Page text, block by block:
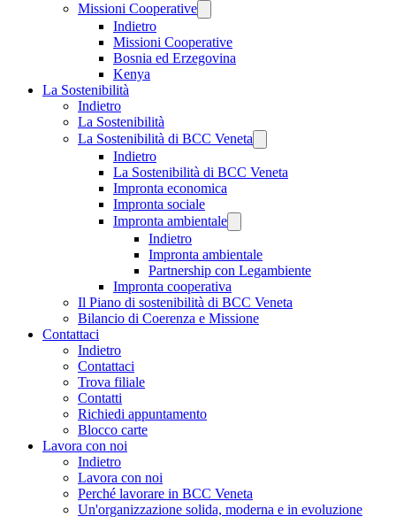
Missioni Cooperative
Indietro
Missioni Cooperative
Bosnia ed Erzegovina
Kenya
La Sostenibilità
Indietro
La Sostenibilità
La Sostenibilità di BCC Veneta
Indietro
La Sostenibilità di BCC Veneta
Impronta economica
Impronta sociale
Impronta ambientale
Indietro
Impronta ambientale
Partnership con Legambiente
Impronta cooperativa
Il Piano di sostenibilità di BCC Veneta
Bilancio di Coerenza e Missione
Contattaci
Indietro
Contattaci
Trova filiale
Contatti
Richiedi appuntamento
Blocco carte
Lavora con noi
Indietro
Lavora con noi
Perché lavorare in BCC Veneta
Un'organizzazione solida, moderna e in evoluzione